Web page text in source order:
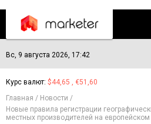
Вс, 9 августа 2026, 17:42
Курс валют: $44,65 , €51,60
Главная
Новости
Новые правила регистрации
местных производителей на